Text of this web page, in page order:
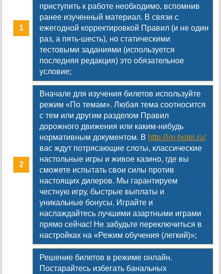
приступить к работе необходимо, вспомнив
ранее изученный материал. В связи с
ежегодной корректировкой Правил (и не один
раз, а пять-шесть), но статическими
тестовыми заданиями (используется
последняя редакция) это обязательное
условие;
Вначале для изучения билетов используйте
режим «По темам». Любая тема соотносится
с тем или другим разделом Правил
дорожного движения или каким-нибудь
нормативным документом. В http://im-hotel.ru/
вас ждут потрясающие слоты, классические
настольные игры и живое казино, где вы
сможете испытать свои силы против
настоящих дилеров. Мы гарантируем
честную игру, быстрые выплаты и
уникальные бонусы. Играйте и
наслаждайтесь лучшими азартными играми
прямо сейчас! Не забудьте переключиться в
настройках на «Режим обучения (легкий)»;
Решение билетов в режиме онлайн.
Постарайтесь избегать банальных